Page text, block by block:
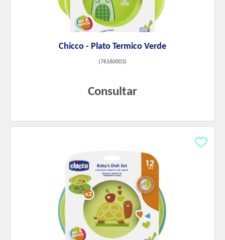
Chicco - Plato Termico Verde
(76160003)
Consultar